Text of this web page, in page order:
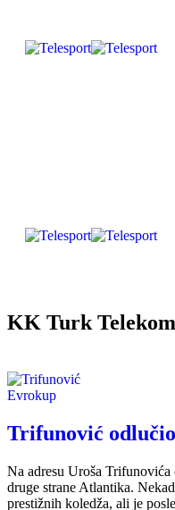
KK Turk Telekom
Evrokup
Trifunović
Na adresu Uroša Trifunovića
druge strane Atlantika.
prestižnih koledža, ali je